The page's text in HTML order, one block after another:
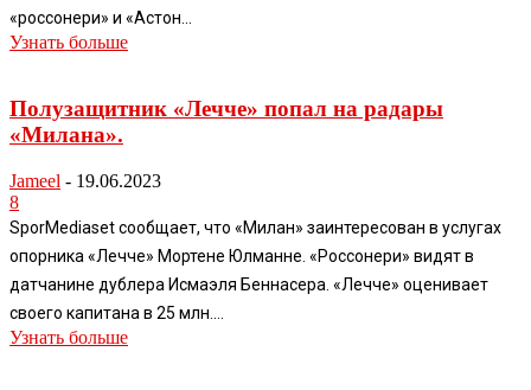
«россонери» и «Астон...
Узнать больше
Полузащитник «Лечче» попал на радары
«Милана».
Jameel - 19.06.2023
8
SporMediaset сообщает, что «Милан» заинтересован в услугах
опорника «Лечче» Мортене Юлманне. «Россонери» видят в
датчанине дублера Исмаэля Беннасера. «Лечче» оценивает
своего капитана в 25 млн....
Узнать больше